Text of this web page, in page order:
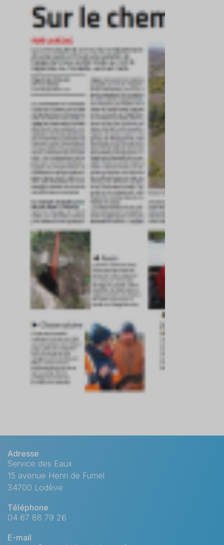
Adresse
Service des Eaux
15 avenue Henri de Fumel
34700 Lodève
Téléphone
04 67 88 79 26
E-mail